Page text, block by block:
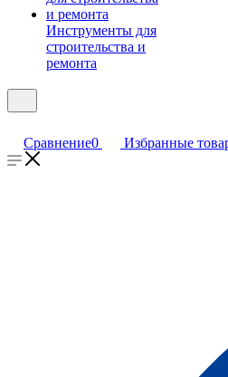
Инструменты для
строительства и
ремонта
Сравнение0 Избранные